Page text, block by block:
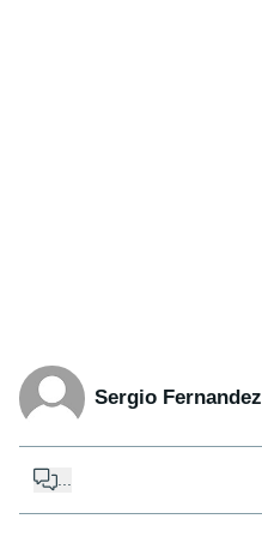
Sergio Fernandez